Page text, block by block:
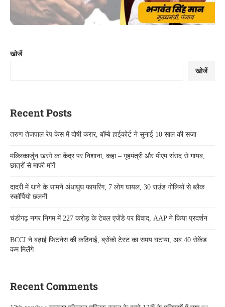
खोजें
खोजें
Recent Posts
तरुण तेजपाल रेप केस में दोषी करार, बॉम्बे हाईकोर्ट ने सुनाई 10 साल की सजा
मल्लिकार्जुन खरगे का केंद्र पर निशाना, कहा – गृहमंत्री और पीएम संसद से गायब,
छात्रों से माफी मांगें
दादरी में थाने के सामने अंधाधुंध फायरिंग, 7 लोग घायल, 30 राउंड गोलियों से ब्लैक
स्कॉर्पियो छलनी
चंडीगढ़ नगर निगम में 227 करोड़ के टेबल एजेंडे पर विवाद, AAP ने किया प्रदर्शन
BCCI ने बढ़ाई फिटनेस की कठिनाई, ब्रोंको टेस्ट का समय घटाया, अब 40 सेकेंड
कम मिलेंगे
Recent Comments